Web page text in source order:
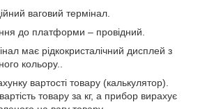
ваговий термінал.
до платформи – провідний.
має рідкокристалічний дисплей з
кольору..
вартості товару (калькулятор).
товару за кг, а прибор вирахує